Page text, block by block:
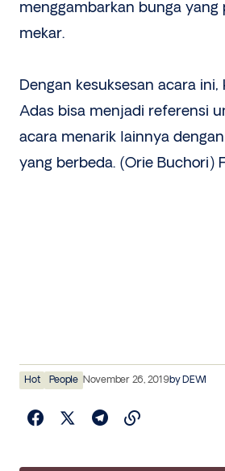
menggambarkan bunga yang
mekar.
Dengan kesuksesan acara ini,
Adas bisa menjadi referensi
acara menarik lainnya
yang berbeda. (Orie Buchori)
Hot People November 26, 2019byDEWI